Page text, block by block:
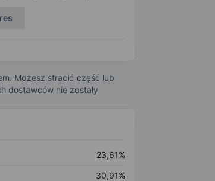
Możesz stracić część lub
dostawców nie zostały
23,61%
30,91%